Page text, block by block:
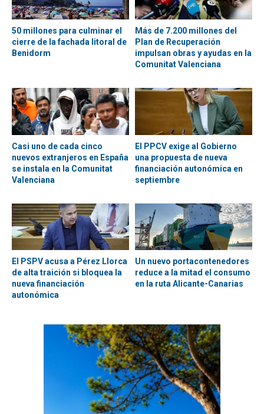
50 millones para culminar el
cierre de la fachada litoral de
Benidorm
Más de 7.200 millones del
Plan de Recuperación
impulsan obras y ayudas en la
Comunitat Valenciana
Casi uno de cada cinco
nuevos extranjeros en España
se instala en la Comunitat
Valenciana
El PPCV exige al Gobierno
una propuesta de nueva
financiación autonómica en
septiembre
El PSPV acusa a Pérez Llorca
de alta traición si bloquea la
nueva financiación
autonómica
Un nuevo portacontenedores
reduce a la mitad el consumo
en la ruta Alicante-Canarias